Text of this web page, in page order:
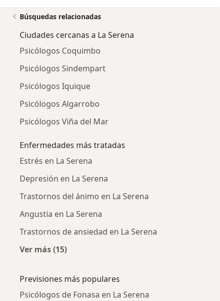
Búsquedas relacionadas
Ciudades cercanas a La Serena
Psicólogos Coquimbo
Psicólogos Sindempart
Psicólogos Iquique
Psicólogos Algarrobo
Psicólogos Viña del Mar
Enfermedades más tratadas
Estrés en La Serena
Depresión en La Serena
Trastornos del ánimo en La Serena
Angustia en La Serena
Trastornos de ansiedad en La Serena
Ver más (15)
Previsiones más populares
Psicólogos de Fonasa en La Serena